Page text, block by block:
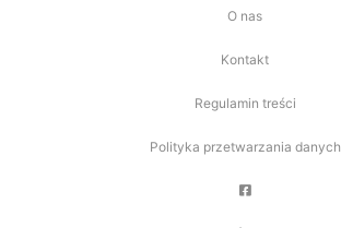
O nas
Kontakt
Regulamin treści
Polityka przetwarzania danych